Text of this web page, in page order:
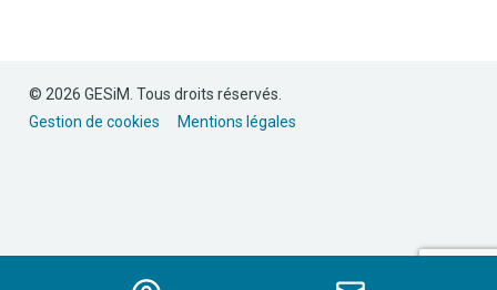
© 2026 GESiM. Tous droits réservés.
Gestion de cookies
Mentions légales